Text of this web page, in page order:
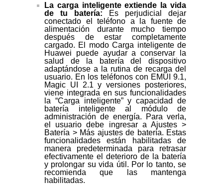
La carga inteligente extiende la vida
de tu batería:
Es perjudicial dejar
conectado el teléfono a la fuente de
alimentación durante mucho tiempo
después de estar completamente
cargado. El modo Carga inteligente de
Huawei puede ayudar a conservar la
salud de la batería del dispositivo
adaptándose a la rutina de recarga del
usuario. En los teléfonos con EMUI 9.1,
Magic UI 2.1 y versiones posteriores,
viene integrada en sus funcionalidades
la “Carga inteligente” y capacidad de
batería inteligente al módulo de
administración de energía. Para verla,
el usuario debe ingresar a Ajustes >
Batería > Más ajustes de batería. Estas
funcionalidades están habilitadas de
manera predeterminada para retrasar
efectivamente el deterioro de la batería
y prolongar su vida útil. Por lo tanto, se
recomienda que las mantenga
habilitadas.